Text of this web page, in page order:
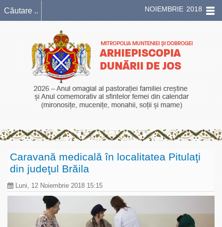
NOIEMBRIE 2018
Caravană medicală în localitatea Pitulaţi
din judeţul Brăila
Luni, 12 Noiembrie 2018 15:15